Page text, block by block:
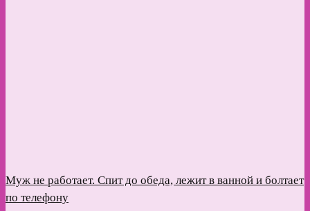
Муж не работает. Спит до обеда, лежит в ванной и болтает
по телефону